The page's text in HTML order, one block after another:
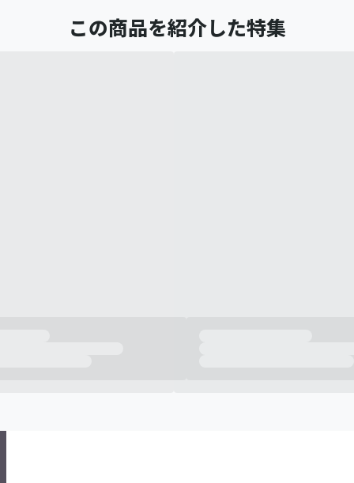
この商品を紹介した特集